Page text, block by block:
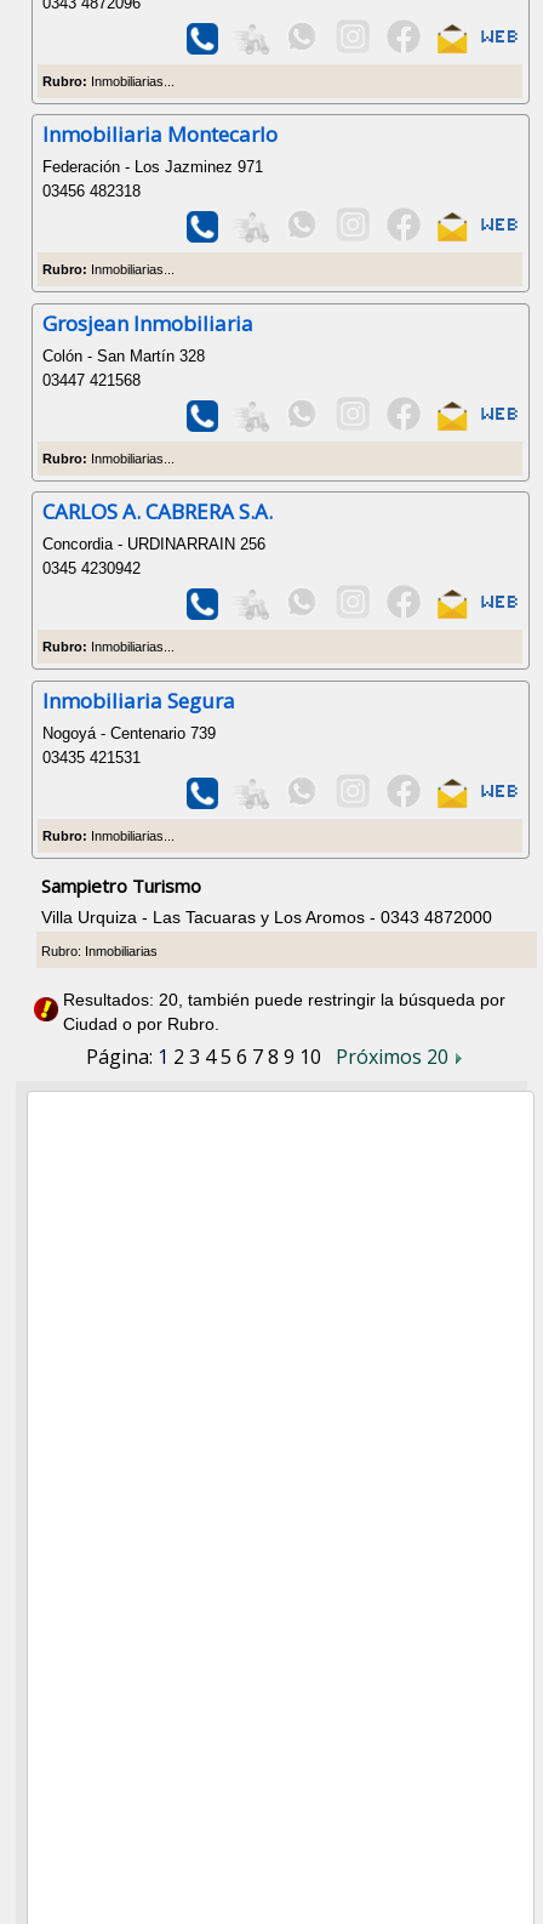
Rubro: Inmobiliarias...
Inmobiliaria Montecarlo
Federación - Los Jazminez 971
03456 482318
Rubro: Inmobiliarias...
Grosjean Inmobiliaria
Colón - San Martín 328
03447 421568
Rubro: Inmobiliarias...
CARLOS A. CABRERA S.A.
Concordia - URDINARRAIN 256
0345 4230942
Rubro: Inmobiliarias...
Inmobiliaria Segura
Nogoyá - Centenario 739
03435 421531
Rubro: Inmobiliarias...
Sampietro Turismo
Villa Urquiza - Las Tacuaras y Los Aromos - 0343 4872000
Rubro: Inmobiliarias
Resultados: 20, también puede restringir la búsqueda por
Ciudad o por Rubro.
Página: 1 2 3 45 6 78 9 10 Próximos 20